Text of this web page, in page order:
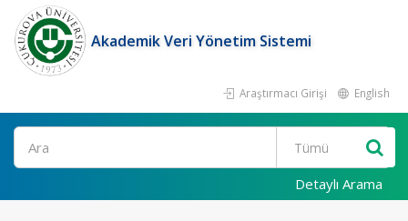
Akademik Veri Yönetim Sistemi
Araştırmacı Girişi English
Ara
Detaylı Arama